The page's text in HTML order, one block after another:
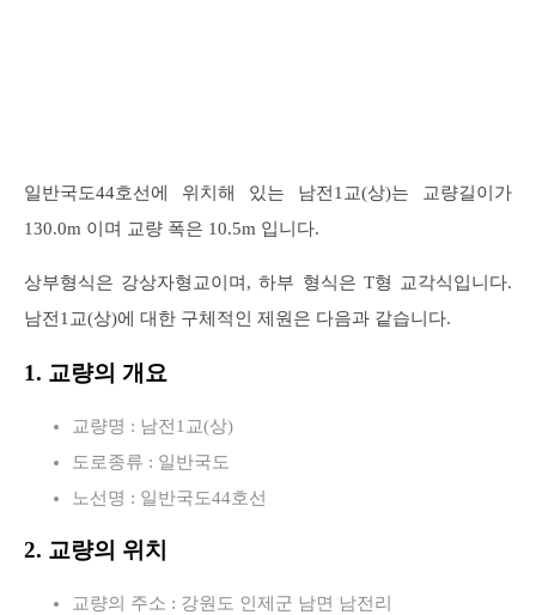
일반국도44호선에 위치해 있는 남전1교(상)는 교량길이가
130.0m 이며 교량 폭은 10.5m 입니다.
상부형식은 강상자형교이며, 하부 형식은 T형 교각식입니다.
남전1교(상)에 대한 구체적인 제원은 다음과 같습니다.
1. 교량의 개요
교량명 : 남전1교(상)
도로종류 : 일반국도
노선명 : 일반국도44호선
2. 교량의 위치
교량의 주소 : 강원도 인제군 남면 남전리